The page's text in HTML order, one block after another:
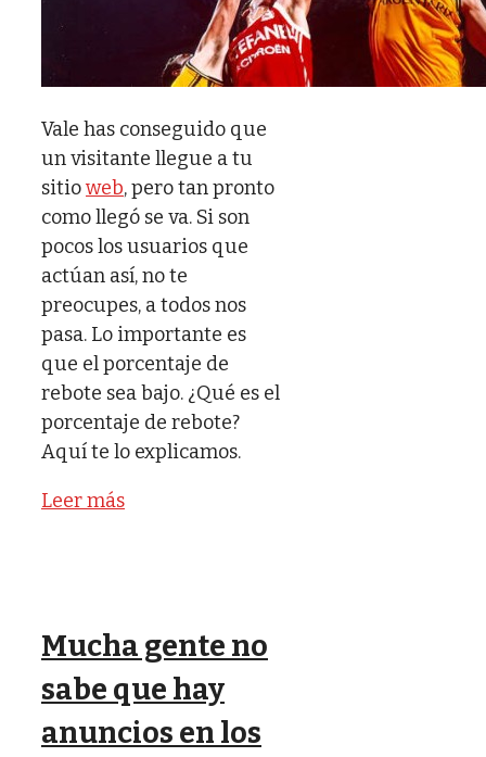
Vale has conseguido que
un visitante llegue a tu
sitioweb, pero tan pronto
como llegó se va. Si son
pocos los usuarios que
actúan así, no te
preocupes, a todos nos
pasa. Lo importante es
que el porcentaje de
rebote sea bajo. ¿Qué es el
porcentaje de rebote?
Aquí te lo explicamos.
Leer más
Mucha gente no
sabe que hay
anuncios en los